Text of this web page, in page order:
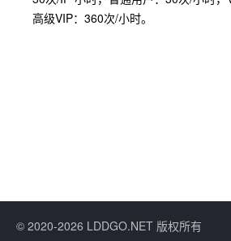
高级VIP：360次/小时。
© 2020-2026 LDDGO.NET 版权所有